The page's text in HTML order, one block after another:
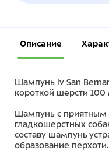
Описание
Шампунь Iv San
короткой шерсти 100
Шампунь с
гладкошерстных
составу шампунь
образование перхоти.